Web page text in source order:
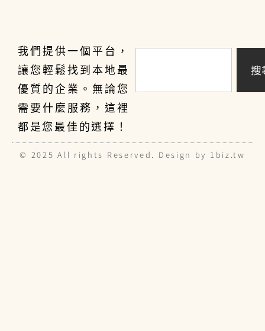
我們提供一個平台，
讓您輕鬆找到本地最
優質的企業。無論您
需要什麼服務，這裡
都是您最佳的選擇！
搜
© 2025 All rights Reserved. Design by 1biz.tw